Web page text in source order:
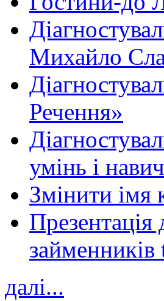
Михайло
Речення»
умінь і
Змінити імя
Презентація
далі...